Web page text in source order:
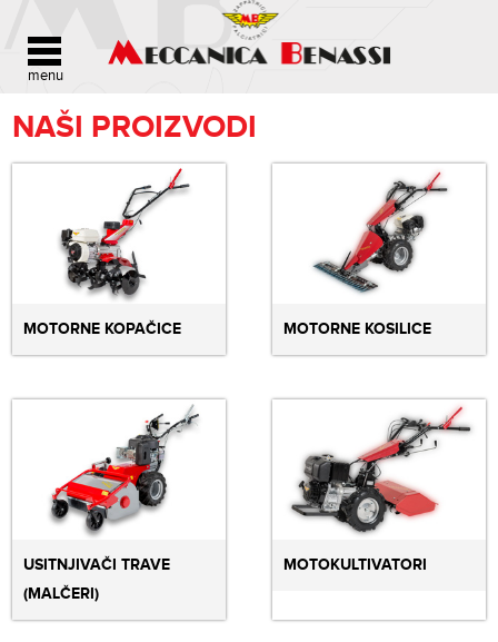
NAŠI PROIZVODI
MOTORNE KOPAČICE MOTORNE KOSILICE
USITNJIVAČI TRAVE
(MALČERI)
MOTOKULTIVATORI